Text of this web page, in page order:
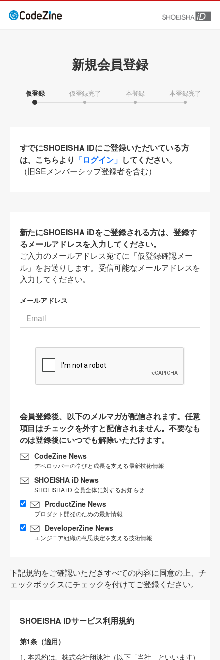
新規会員登録
仮登録 仮登録完了 本登録 本登録完了
すでにSHOEISHA iDにご登録いただいている方
は、こちらより 「ログイン」 してください。
（旧SEメンバーシップ登録者を含む）
新たにSHOEISHA iDをご登録される方は、登録す
るメールアドレスを入力してください。
ご入力のメールアドレス宛てに「仮登録確認メー
ル」をお送りします。受信可能なメールアドレスを
入力してください。
メールアドレス
会員登録後、以下のメルマガが配信されます。任意
項目はチェックを外すと配信されません。不要なも
のは登録後にいつでも解除いただけます。
CodeZine News
デベロッパーの学びと成長を支える最新技術情報
SHOEISHA iD News
SHOEISHA iD 会員全体に対するお知らせ
ProductZine News
プロダクト開発のための最新情報
DeveloperZine News
エンジニア組織の意思決定を支える技術情報
下記規約をご確認いただきすべての内容に同意の上、チ
ェックボックスにチェックを付けてご登録ください。
SHOEISHA iDサービス利用規約
第1条（適用）
1. 本規約は、株式会社翔泳社（以下「当社」といいます）